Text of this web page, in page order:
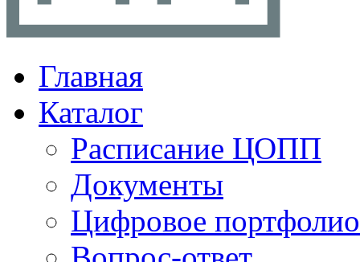
Главная
Каталог
Расписание ЦОПП
Документы
Цифровое портфолио